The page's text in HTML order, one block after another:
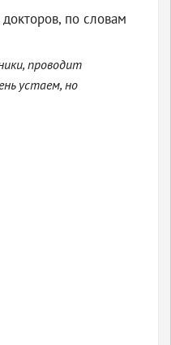
по словам
проводит
устаем, но